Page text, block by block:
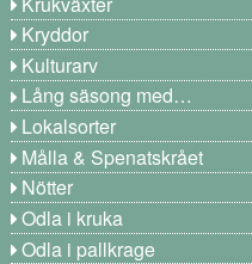
Kryddor
Kulturarv
Lång säsong med…
Lokalsorter
Målla & Spenatskrået
Nötter
Odla i kruka
Odla i pallkrage